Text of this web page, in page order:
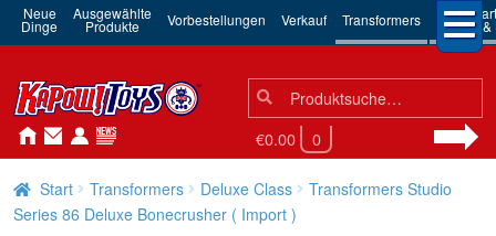
Neue
Dinge
Ausgewählte
Produkte Vorbestellungen Verkauf Transformers 3rd
Robots
Suchen
nach:
Suche
€0.00 0
Start Transformers Deluxe Class
Transformers Studio
Series 86 Deluxe Bonecrusher ( Import )